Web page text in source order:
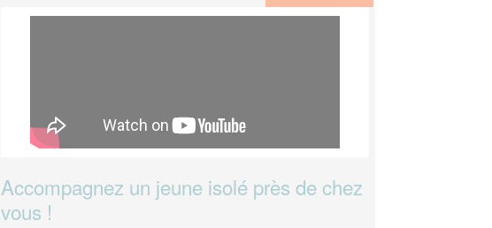
Accompagnez un jeune isolé près de chez
vous !